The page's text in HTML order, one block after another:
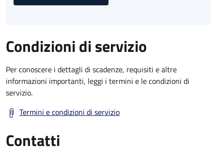
Condizioni di servizio
Per conoscere i dettagli di scadenze, requisiti e altre
informazioni importanti, leggi i termini e le condizioni di
servizio.
Termini e condizioni di servizio
Contatti